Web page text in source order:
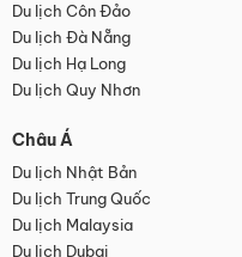
Du lịch Côn Đảo
Du lịch Đà Nẵng
Du lịch Hạ Long
Du lịch Quy Nhơn
Châu Á
Du lịch Nhật Bản
Du lịch Trung Quốc
Du lịch Malaysia
Du lịch Dubai